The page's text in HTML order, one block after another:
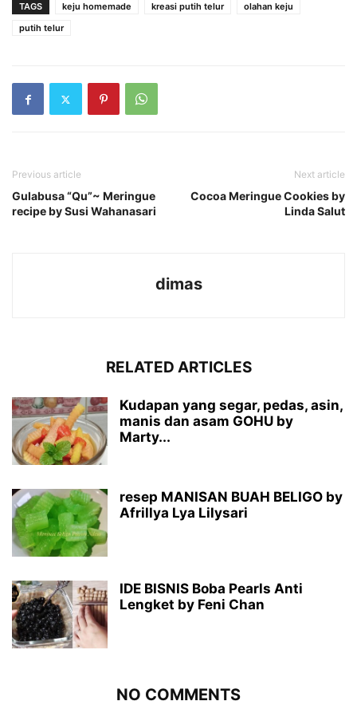
TAGS keju homemade kreasi putih telur
olahan keju
putih telur
Previous article
Gulabusa “Qu”~ Meringue
recipe by Susi Wahanasari
Next article
Cocoa Meringue Cookies by
Linda Salut
dimas
RELATED ARTICLES
Kudapan yang segar, pedas, asin,
manis dan asam GOHU by
Marty...
resep MANISAN BUAH BELIGO by
Afrillya Lya Lilysari
IDE BISNIS Boba Pearls Anti
Lengket by Feni Chan
NO COMMENTS